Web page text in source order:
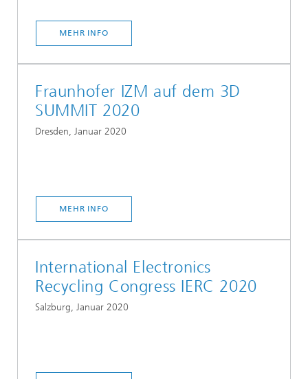
MEHR INFO
Fraunhofer IZM auf dem 3D
SUMMIT 2020
Dresden, Januar 2020
MEHR INFO
International Electronics
Recycling Congress IERC 2020
Salzburg, Januar 2020